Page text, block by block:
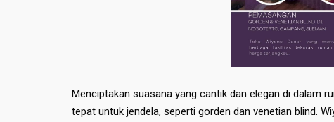
Menciptakan suasana yang cantik dan elegan di dalam
tepat untuk jendela, seperti gorden dan venetian blind.